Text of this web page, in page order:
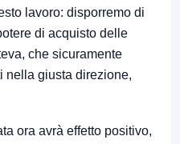
lavoro: disporremo di
di acquisto delle
che sicuramente
nella giusta direzione,
ora avrà effetto positivo,